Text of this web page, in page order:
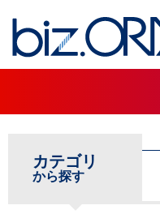
カテゴリ
から探す